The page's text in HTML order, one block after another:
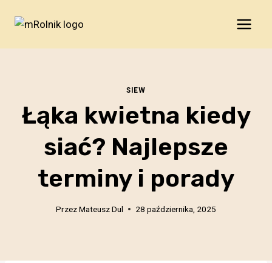
SIEW
Łąka kwietna kiedy
siać? Najlepsze
terminy i porady
PrzezMateusz Dul 28 października, 2025